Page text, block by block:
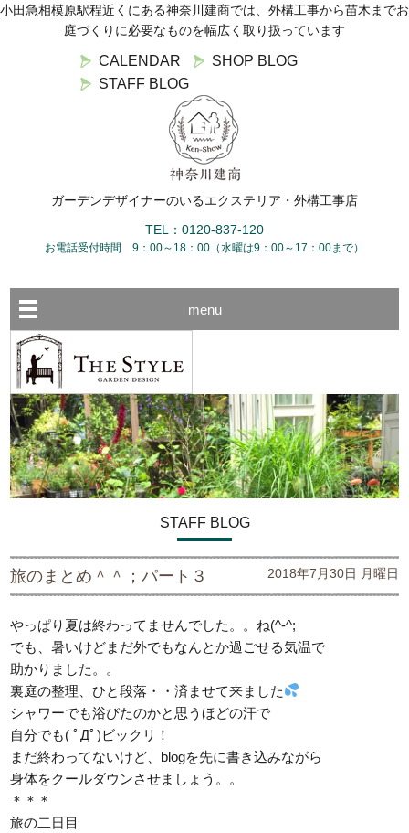
小田急相模原駅程近くにある神奈川建商では、外構工事から苗木までお
庭づくりに必要なものを幅広く取り扱っています
CALENDAR
SHOP BLOG
STAFF BLOG
ガーデンデザイナーのいるエクステリア・外構工事店
TEL：0120-837-120
お電話受付時間 9：00～18：00（水曜は9：00～17：00まで）
menu
STAFF BLOG
旅のまとめ＾＾；パート３ 2018年7月30日 月曜日
やっぱり夏は終わってませんでした。。ね(^-^;
でも、暑いけどまだ外でもなんとか過ごせる気温で
助かりました。。
裏庭の整理、ひと段落・・済ませて来ました
シャワーでも浴びたのかと思うほどの汗で
自分でも( ﾟДﾟ)ビックリ！
まだ終わってないけど、blogを先に書き込みながら
身体をクールダウンさせましょう。。
＊＊＊
旅の二日目